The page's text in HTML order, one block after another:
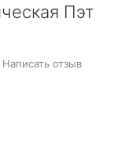
Пэт
Написать отзыв